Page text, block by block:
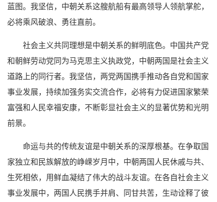
蓝图。我坚信，中朝关系这艘航船有最高领导人领航掌舵，
必将乘风破浪、勇往直前。
社会主义共同理想是中朝关系的鲜明底色。中国共产党
和朝鲜劳动党同为马克思主义执政党，中朝两国是社会主义
道路上的同行者。我坚信，两党两国携手推动各自党和国家
事业发展，持续加强务实交流合作，必将有力促进国家繁荣
富强和人民幸福安康，不断彰显社会主义的显著优势和光明
前景。
命运与共的传统友谊是中朝关系的深厚根基。在争取国
家独立和民族解放的峥嵘岁月中，中朝两国人民休戚与共、
生死相依，用鲜血凝结了伟大的战斗友谊。在各自社会主义
事业发展中，两国人民携手并肩、同甘共苦，生动诠释了彼